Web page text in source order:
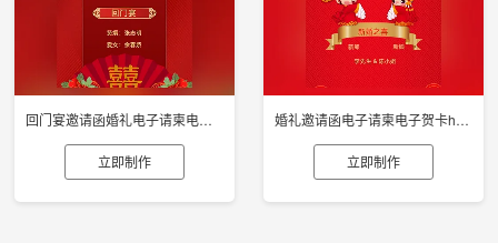
回门宴邀请函婚礼电子请柬电子贺卡h5制作
立即制作
婚礼邀请函电子请柬电子贺卡h5制作
立即制作